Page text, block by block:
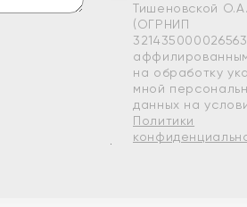
Тишеновской О.А.
(ОГРНИП
на обработку
мной
данных на
Политики